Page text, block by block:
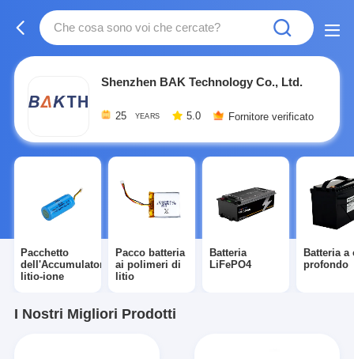
Shenzhen BAK Technology Co., Ltd.
25 YEARS 5.0 Fornitore verificato
Pacchetto
dell'Accumulatore
litio-ione
Pacco batteria
ai polimeri di
litio
Batteria
LiFePO4
Batteria a
profondo
I Nostri Migliori Prodotti